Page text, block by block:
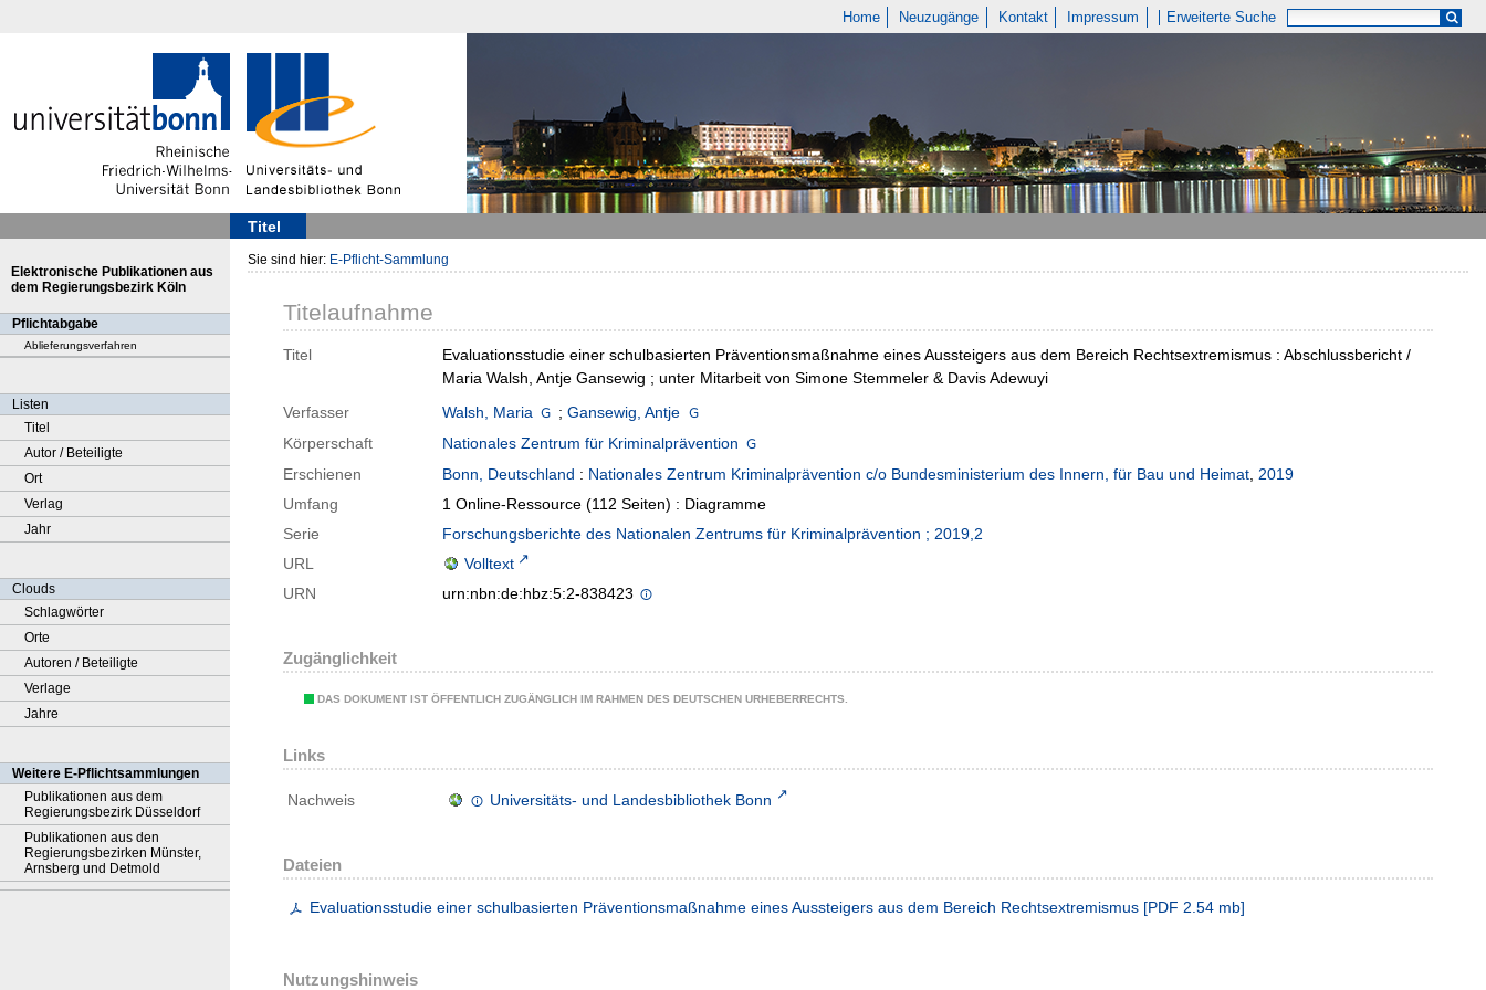
Home Neuzugänge Kontakt Impressum Erweiterte Suche
Titel
Elektronische Publikationen aus
dem Regierungsbezirk Köln
Pflichtabgabe
Ablieferungsverfahren
Listen
Titel
Autor / Beteiligte
Ort
Verlag
Jahr
Clouds
Schlagwörter
Orte
Autoren / Beteiligte
Verlage
Jahre
Weitere E-Pflichtsammlungen
Publikationen aus dem
Regierungsbezirk Düsseldorf
Publikationen aus den
Regierungsbezirken Münster,
Arnsberg und Detmold
Sie sind hier: E-Pflicht-Sammlung
Titelaufnahme
Titel
Evaluationsstudie einer schulbasierten Präventionsmaßnahme eines Aussteigers aus dem Bereich Rechtsextremismus : Abschlussbericht /
Maria Walsh, Antje Gansewig ; unter Mitarbeit von Simone Stemmeler & Davis Adewuyi
Verfasser
Walsh, Maria ; Gansewig, Antje
Körperschaft
Nationales Zentrum für Kriminalprävention
Erschienen
Bonn, Deutschland : Nationales Zentrum Kriminalprävention c/o Bundesministerium des Innern, für Bau und Heimat, 2019
Umfang
1 Online-Ressource (112 Seiten) : Diagramme
Serie
Forschungsberichte des Nationalen Zentrums für Kriminalprävention ; 2019,2
URL
Volltext
URN
urn:nbn:de:hbz:5:2-838423
Zugänglichkeit
DAS DOKUMENT IST ÖFFENTLICH ZUGÄNGLICH IM RAHMEN DES DEUTSCHEN URHEBERRECHTS.
Links
Nachweis Universitäts- und Landesbibliothek Bonn
Dateien
Evaluationsstudie einer schulbasierten Präventionsmaßnahme eines Aussteigers aus dem Bereich Rechtsextremismus [PDF 2.54 mb]
Nutzungshinweis